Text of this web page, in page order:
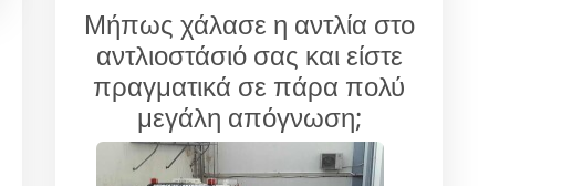
Μήπως χάλασε η αντλία στο
αντλιοστάσιό σας και είστε
πραγματικά σε πάρα πολύ
μεγάλη απόγνωση;